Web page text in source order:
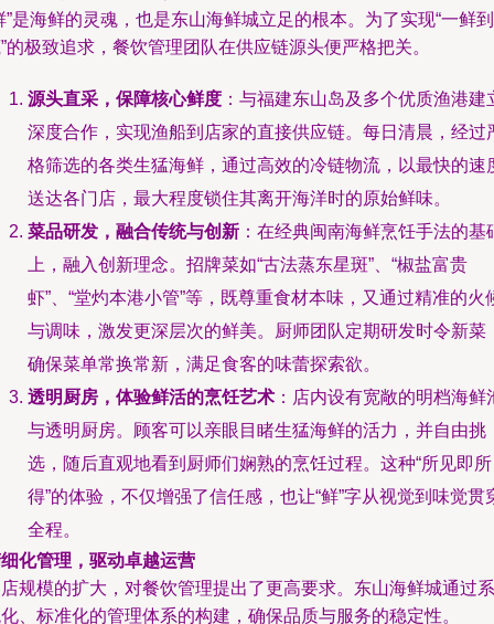
”是海鲜的灵魂，也是东山海鲜城立足的根本。为了实现“一鲜到
的极致追求，餐饮管理团队在供应链源头便严格把关。
源头直采，保障核心鲜度 ：与福建东山岛及多个优质渔港建
深度合作，实现渔船到店家的直接供应链。每日清晨，经过
格筛选的各类生猛海鲜，通过高效的冷链物流，以最快的速
送达各门店，最大程度锁住其离开海洋时的原始鲜味。
菜品研发，融合传统与创新 ：在经典闽南海鲜烹饪手法的基
上，融入创新理念。招牌菜如“古法蒸东星斑”、“椒盐富贵
虾”、“堂灼本港小管”等，既尊重食材本味，又通过精准的火
与调味，激发更深层次的鲜美。厨师团队定期研发时令新菜
确保菜单常换常新，满足食客的味蕾探索欲。
透明厨房，体验鲜活的烹饪艺术 ：店内设有宽敞的明档海鲜
与透明厨房。顾客可以亲眼目睹生猛海鲜的活力，并自由挑
选，随后直观地看到厨师们娴熟的烹饪过程。这种“所见即所
得”的体验，不仅增强了信任感，也让“鲜”字从视觉到味觉贯
全程。
化管理，驱动卓越运营
规模的扩大，对餐饮管理提出了更高要求。东山海鲜城通过系
、标准化的管理体系的构建，确保品质与服务的稳定性。